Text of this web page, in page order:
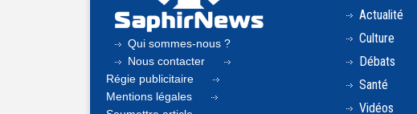
Qui sommes-nous ?
Nous contacter
Régie publicitaire
Mentions légales
Actualité
Culture
Débats
Santé
Vidéos